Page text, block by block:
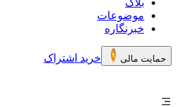
بلاگ
موضوعات
خبرنگاره
حمایت مالی خرید اشتراک